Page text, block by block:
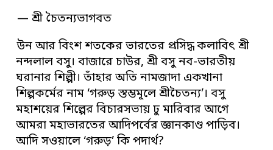
— শ্রী চৈতন্যভাগবত
উন আর বিংশ শতকের ভারতের প্রসিদ্ধ কলাবিৎ শ্রী
নন্দলাল বসু। বাজারে চাউর, শ্রী বসু নব-ভারতীয়
ঘরানার শিল্পী। তাঁহার অতি নামজাদা একখানা
শিল্পকর্মের নাম ‘গরুড় স্তম্ভমূলে শ্রীচৈতন্য’। বসু
মহাশয়ের শিল্পের বিচারসভায় ঢু মারিবার আগে
আমরা মহাভারতের আদিপর্বের জ্ঞানকাণ্ড পাড়িব।
আদি সওয়ালে ‘গরুড়’ কি পদার্থ?